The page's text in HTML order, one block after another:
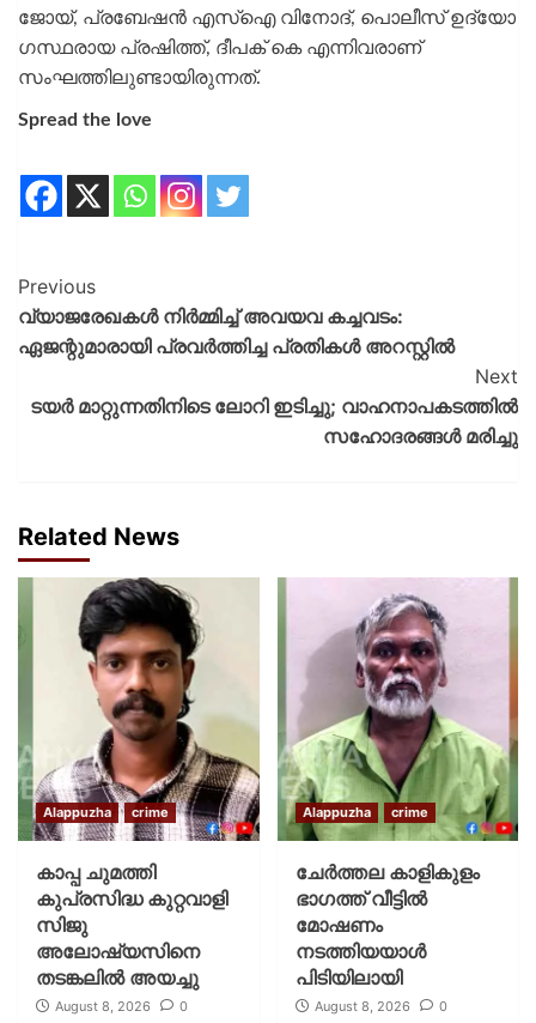
ജോയ്, പ്രബേഷൻ എസ്ഐ വിനോദ്, പൊലീസ് ഉദ്യോ​
ഗസ്ഥരായ പ്രഷിത്ത്, ദീപക് കെ എന്നിവരാണ്
സംഘത്തിലുണ്ടായിരുന്നത്.
Spread the love
Previous
വ്യാജരേഖകൾ നിർമ്മിച്ച് അവയവ കച്ചവടം:
ഏജന്റുമാരായി പ്രവർത്തിച്ച പ്രതികൾ അറസ്റ്റിൽ
Next
ടയര്‍ മാറ്റുന്നതിനിടെ ലോറി ഇടിച്ചു; വാഹനാപകടത്തില്‍
സഹോദരങ്ങള്‍ മരിച്ചു
Related News
Alappuzha crime
കാപ്പ ചുമത്തി
കുപ്രസിദ്ധ കുറ്റവാളി
സിജു
അലോഷ്യസിനെ
തടങ്കലിൽ അയച്ചു
August 8, 2026 0
Alappuzha crime
ചേർത്തല കാളികുളം
ഭാഗത്ത് വീട്ടിൽ
മോഷണം
നടത്തിയയാൾ
പിടിയിലായി
August 8, 2026 0